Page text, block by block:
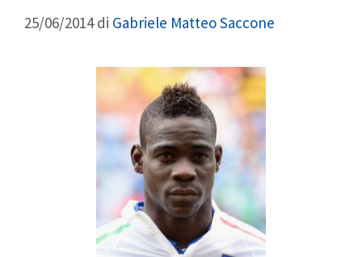
25/06/2014 di Gabriele Matteo Saccone